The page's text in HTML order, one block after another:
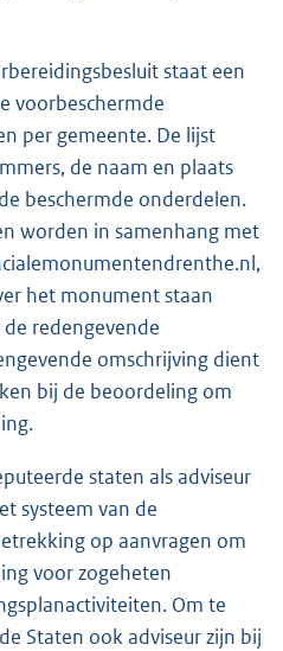
staat een
voorbeschermde
per gemeente. De lijst
de naam en plaats
beschermde onderdelen.
worden in samenhang met
het monument staan
redengevende
omschrijving dient
bij de beoordeling om
staten als adviseur
systeem van de
op aanvragen om
voor zogeheten
Om te
Staten ook adviseur zijn bij